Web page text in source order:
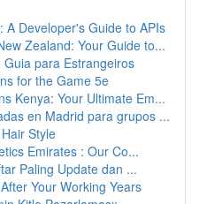
A Developer's Guide to APIs
Zealand: Your Guide to...
para Estrangeiros
for the Game 5e
Kenya: Your Ultimate Em...
en Madrid para grupos ...
Style
Emirates : Our Co...
Paling Update dan ...
Your Working Years